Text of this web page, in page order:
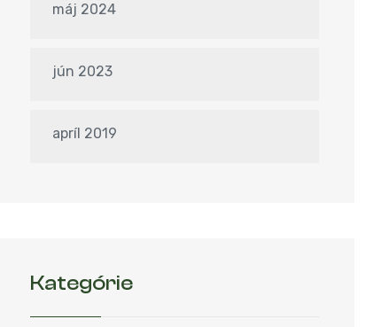
máj 2024
jún 2023
apríl 2019
Kategórie